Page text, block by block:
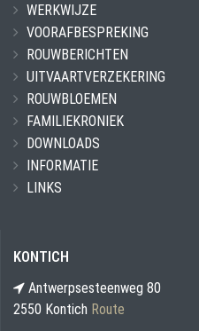
WERKWIJZE
VOORAFBESPREKING
ROUWBERICHTEN
UITVAARTVERZEKERING
ROUWBLOEMEN
FAMILIEKRONIEK
DOWNLOADS
INFORMATIE
LINKS
KONTICH
Antwerpsesteenweg 80
2550 Kontich Route